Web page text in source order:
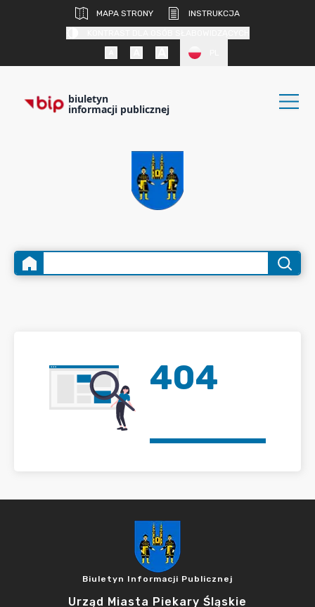
MAPA STRONY
INSTRUKCJA
biuletyn
informacji publicznej
404
Biuletyn Informacji Publicznej
Urząd Miasta Piekary Śląskie